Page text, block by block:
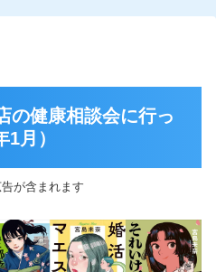
の健康相談会に行っ
月）
が含まれます